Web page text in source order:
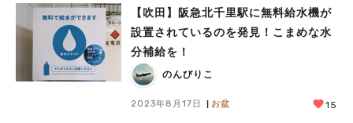
【吹田】阪急北千里駅に無料給水機が
設置されているのを発見！こまめな水
分補給を！
のんびりこ
2023年8月17日 お盆 15